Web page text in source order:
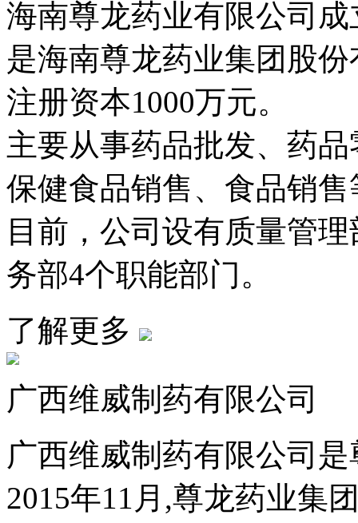
海南尊龙药业有限公司成
是海南尊龙药业集团股
注册资本1000万元。
主要从事药品批发、药
保健食品销售、食品销
目前，公司设有质量管
务部4个职能部门。
了解更多
广西维威制药有限公司
广西维威制药有限公司
2015年11月,尊龙药业集